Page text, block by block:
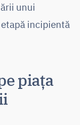
unui
incipientă
piața